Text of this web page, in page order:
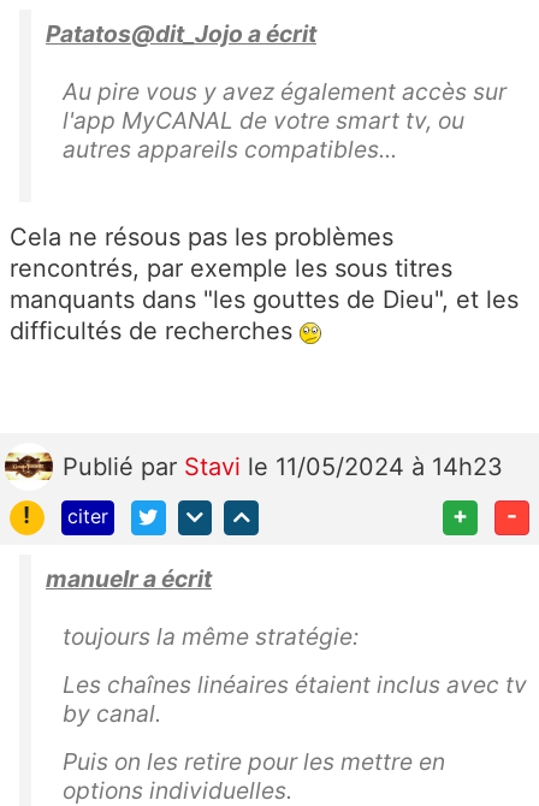
Patatos@dit_Jojo a écrit
Au pire vous y avez également accès sur
l'app MyCANAL de votre smart tv, ou
autres appareils compatibles...
Cela ne résous pas les problèmes
rencontrés, par exemple les sous titres
manquants dans "les gouttes de Dieu", et les
difficultés de recherches
Publié par Stavi le 11/05/2024 à 14h23
!
citer + -
manuelr a écrit
toujours la même stratégie:
Les chaînes linéaires étaient inclus avec tv
by canal.
Puis on les retire pour les mettre en
options individuelles.